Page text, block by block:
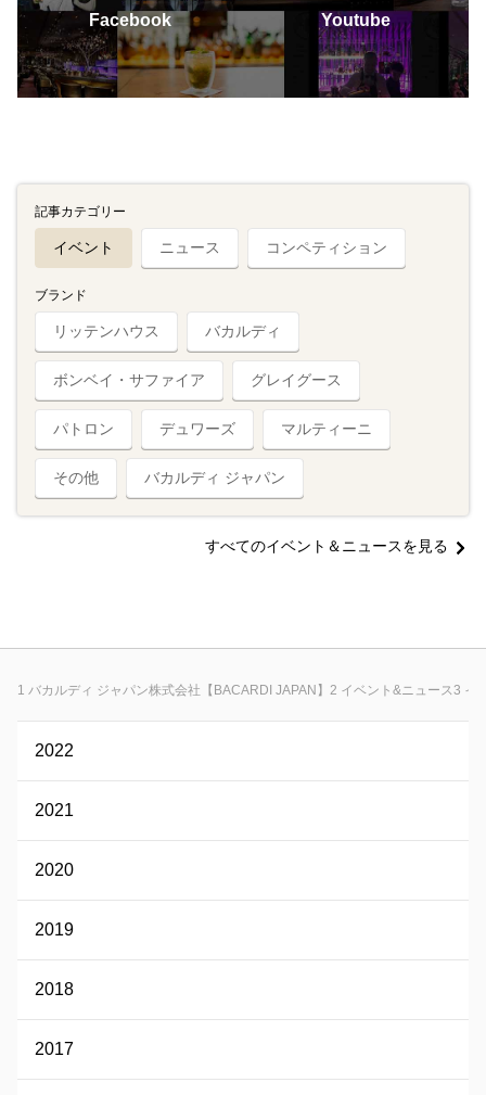
Facebook Youtube
記事カテゴリー
イベント ニュース コンペティション
ブランド
リッテンハウス バカルディ
ボンベイ・サファイア グレイグース
パトロン デュワーズ マルティーニ
その他 バカルディ ジャパン
すべてのイベント＆ニュースを見る
バカルディ ジャパン株式会社【BACARDI JAPAN】 イベント&ニュース イ
2022
2021
2020
2019
2018
2017